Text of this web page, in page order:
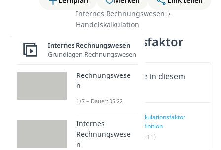
Internes Rechnungswesen
Handelskalkulation
Kalkulationsfaktor
Wichtige Inhalte in diesem
Kalkulationsfaktor
Definition
(00:11)
Internes Rechnungswesen
Grundlagen Rechnungswesen
Rechnungswese
n
1/7 – Dauer: 05:22
Internes
Rechnungswese
n